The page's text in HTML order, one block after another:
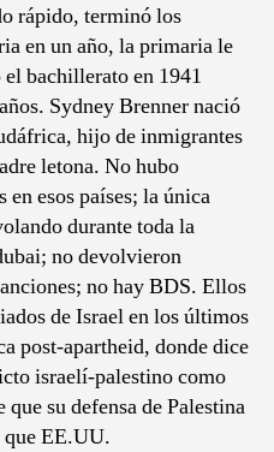
rápido, terminó los
en un año, la primaria le
bachillerato en 1941
Sydney Brenner nació
hijo de inmigrantes
letona. No hubo
esos países; la única
durante toda la
no devolvieron
no hay BDS. Ellos
de Israel en los últimos
post-apartheid, donde dice
israelí-palestino como
su defensa de Palestina
que EE.UU.